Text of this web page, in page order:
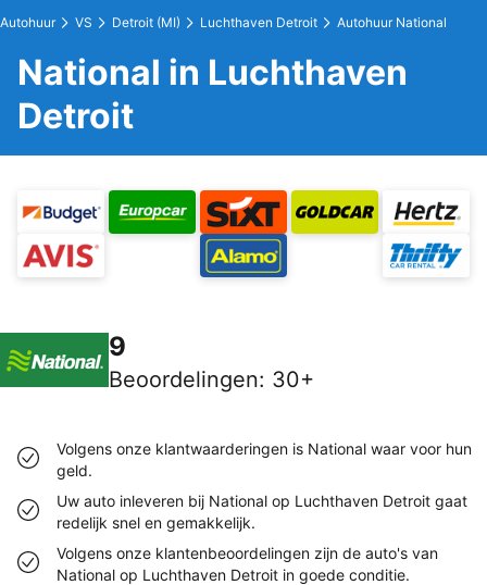
Autohuur VS Detroit (MI) Luchthaven Detroit Autohuur National
National in Luchthaven
Detroit
9
Beoordelingen: 30+
Volgens onze klantwaarderingen is National waar voor hun
geld.
Uw auto inleveren bij National op Luchthaven Detroit gaat
redelijk snel en gemakkelijk.
Volgens onze klantenbeoordelingen zijn de auto's van
National op Luchthaven Detroit in goede conditie.